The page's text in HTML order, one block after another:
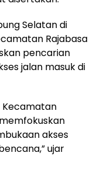
Selatan di
Rajabasa
pencarian
jalan masuk di
Kecamatan
akses
ujar